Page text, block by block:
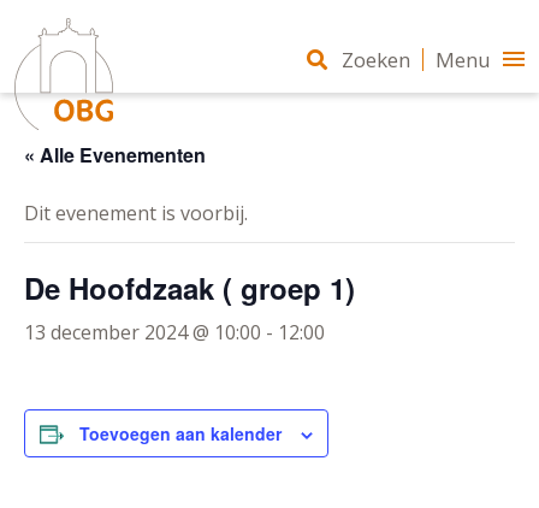
« Alle Evenementen
Dit evenement is voorbij.
De Hoofdzaak ( groep 1)
13 december 2024 @ 10:00 - 12:00
Toevoegen aan kalender
Zoeken Menu